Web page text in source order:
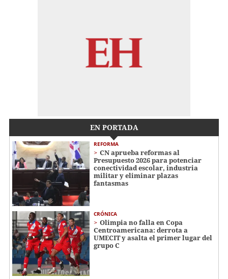
EN PORTADA
REFORMA
CN aprueba reformas al
Presupuesto 2026 para potenciar
conectividad escolar, industria
militar y eliminar plazas
fantasmas
CRÓNICA
Olimpia no falla en Copa
Centroamericana: derrota a
UMECIT y asalta el primer lugar del
grupo C